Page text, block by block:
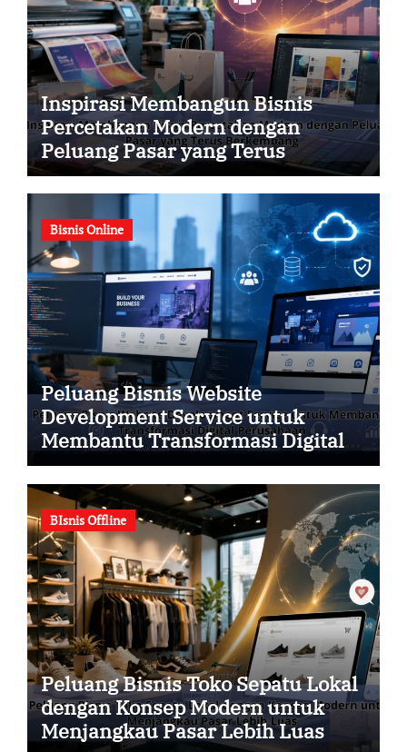
Inspirasi Membangun Bisnis
Percetakan Modern dengan
Peluang Pasar yang Terus
Berkembang
Bisnis Online
Peluang Bisnis Website
Development Service untuk
Membantu Transformasi Digital
Perusahaan
BIsnis Offline
Peluang Bisnis Toko Sepatu Lokal
dengan Konsep Modern untuk
Menjangkau Pasar Lebih Luas